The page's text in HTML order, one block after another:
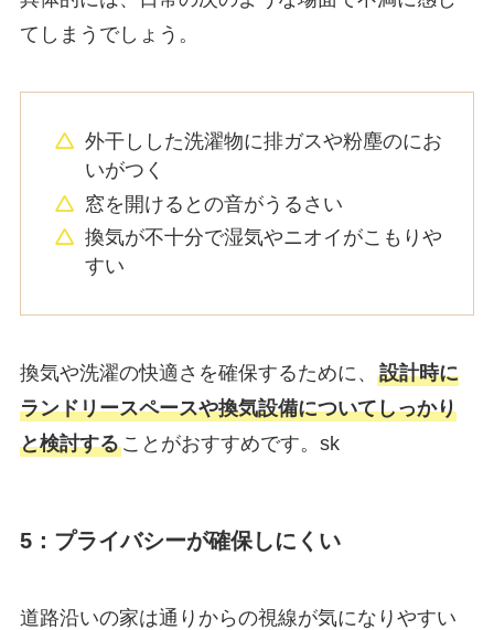
てしまうでしょう。
外干しした洗濯物に排ガスや粉塵のにお
いがつく
窓を開けるとの音がうるさい
換気が不十分で湿気やニオイがこもりや
すい
換気や洗濯の快適さを確保するために、 設計時に
ランドリースペースや換気設備についてしっかり
と検討することがおすすめです。sk
5：プライバシーが確保しにくい
道路沿いの家は通りからの視線が気になりやすい